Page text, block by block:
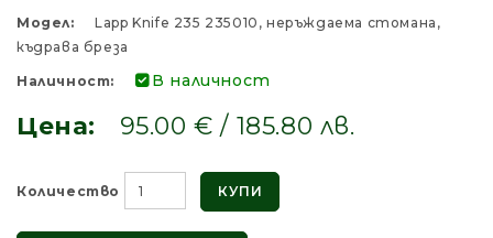
Модел:
Lapp Knife 235 235010, неръждаема стомана,
къдрава бреза
Наличност: В наличност
Цена: 95.00 € / 185.80 лв.
Количество КУПИ